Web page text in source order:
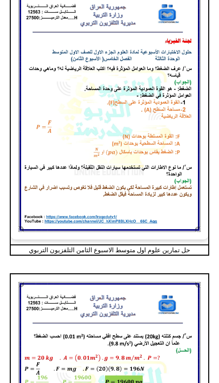
حل تمارين علوم اول متوسط الاسبوع الثامن التلفزيون التربوي